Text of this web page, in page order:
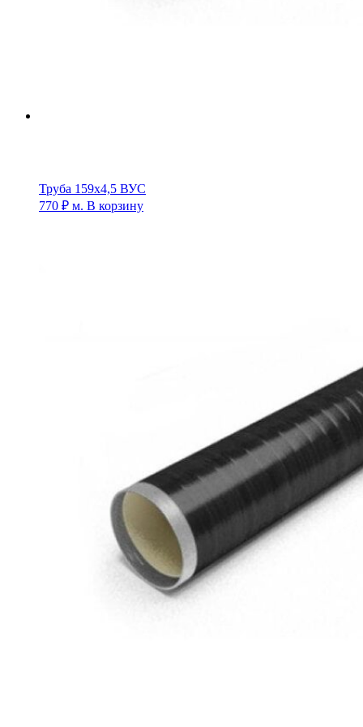
Труба 159х4,5 ВУС
770 ₽ м. В корзину